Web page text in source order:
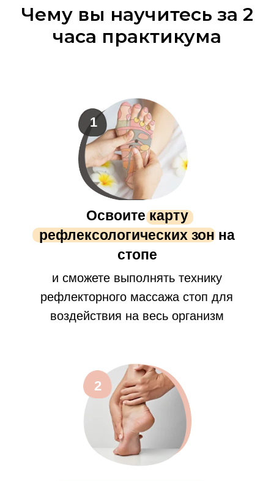
Чему вы научитесь за 2
часа практикума
2
и сможете выполнять технику
рефлекторного массажа стоп для
воздействия на весь организм
1
Освоите карту
рефлексологических зон на
стопе